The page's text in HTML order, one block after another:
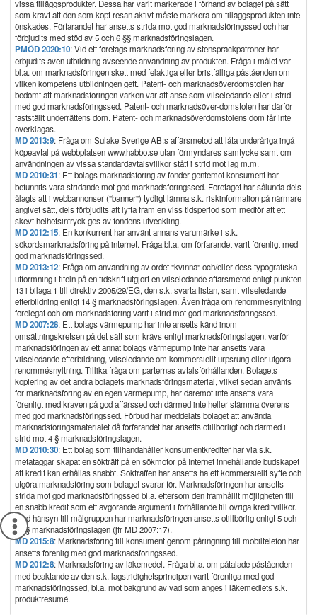
vissa tilläggsprodukter. Dessa har varit markerade i förhand av bolaget på sätt
som krävt att den som köpt resan aktivt måste markera om tilläggsprodukten inte
önskades. Förfarandet har ansetts strida mot god marknadsföringssed och har
förbjudits med stöd av 5 och 6 §§ marknadsföringslagen.
PMÖD 2020:10: Vid ett företags marknadsföring av stenspräckpatroner har
erbjudits även utbildning avseende användning av produkten. Fråga i målet var
bl.a. om marknadsföringen skett med felaktiga eller bristfälliga påståenden om
vilken kompetens utbildningen gett. Patent- och marknadsöverdomstolen har
bedömt att marknadsföringen varken var att anse som vilseledande eller i strid
med god marknadsföringssed. Patent- och marknadsöver-domstolen har därför
fastställt underrättens dom. Patent- och marknadsöverdomstolens dom får inte
överklagas.
MD 2013:9: Fråga om Sulake Sverige AB:s affärsmetod att låta underåriga ingå
köpeavtal på webbplatsen www.habbo.se utan förmyndares samtycke samt om
användningen av vissa standardavtalsvillkor stått i strid mot lag m.m.
MD 2010:31: Ett bolags marknadsföring av fonder gentemot konsument har
befunnits vara stridande mot god marknadsföringssed. Företaget har sålunda dels
ålagts att i webbannonser ("banner") tydligt lämna s.k. riskinformation på närmare
angivet sätt, dels förbjudits att lyfta fram en viss tidsperiod som medför att ett
skevt helhetsintryck ges av fondens utveckling.
MD 2012:15: En konkurrent har använt annans varumärke i s.k.
sökordsmarknadsföring på internet. Fråga bl.a. om förfarandet varit förenligt med
god marknadsföringssed.
MD 2013:12: Fråga om användning av ordet "kvinna" och/eller dess typografiska
utformning i titeln på en tidskrift utgjort en vilseledande affärsmetod enligt punkten
13 i bilaga 1 till direktiv 2005/29/EG, den s.k. svarta listan, samt vilseledande
efterbildning enligt 14 § marknadsföringslagen. Även fråga om renommésnyltning
förelegat och om marknadsföring varit i strid mot god marknadsföringssed.
MD 2007:28: Ett bolags värmepump har inte ansetts känd inom
omsättningskretsen på det sätt som krävs enligt marknadsföringslagen, varför
marknadsföringen av ett annat bolags värmepump inte har ansetts vara
vilseledande efterbildning, vilseledande om kommersiellt urpsrung eller utgöra
renommésnyltning. Tillika fråga om parternas avtalsförhållanden. Bolagets
kopiering av det andra bolagets marknadsföringsmaterial, vilket sedan använts
för marknadsföring av en egen värmepump, har däremot inte ansetts vara
förenligt med kraven på god affärssed och därmed inte heller stämma överens
med god marknadsföringssed. Förbud har meddelats bolaget att använda
marknadsföringsmaterialet då förfarandet har ansetts otillbörligt och därmed i
strid mot 4 § marknadsföringslagen.
MD 2010:30: Ett bolag som tillhandahåller konsumentkrediter har via s.k.
metataggar skapat en sökträff på en sökmotor på Internet innehållande budskapet
att kredit kan erhållas snabbt. Sökträffen har ansetts ha ett kommersiellt syfte och
utgöra marknadsföring som bolaget svarar för. Marknadsföringen har ansetts
strida mot god marknadsföringssed bl.a. eftersom den framhållit möjligheten till
en snabb kredit som ett avgörande argument i förhållande till övriga kreditvillkor.
Med hänsyn till målgruppen har marknadsföringen ansetts otillbörlig enligt 5 och
6 §§ marknadsföringslagen (jfr MD 2007:17).
MD 2015:8: Marknadsföring till konsument genom påringning till mobiltelefon har
ansetts förenlig med god marknadsföringssed.
MD 2012:8: Marknadsföring av läkemedel. Fråga bl.a. om påtalade påståenden
med beaktande av den s.k. lagstridighetsprincipen varit förenliga med god
marknadsföringssed, bl.a. mot bakgrund av vad som anges i läkemedlets s.k.
produktresumé.